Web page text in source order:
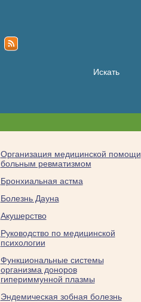
Организация медицинской помощи
больным ревматизмом
Бронхиальная астма
Болезнь Дауна
Акушерство
Руководство по медицинской
психологии
Функциональные системы
организма доноров
гипериммунной плазмы
Эндемическая зобная болезнь